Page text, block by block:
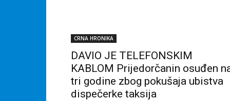
CRNA HRONIKA
DAVIO JE TELEFONSKIM
KABLOM Prijedorčanin osuđen
tri godine zbog pokušaja ubistva
dispečerke taksija